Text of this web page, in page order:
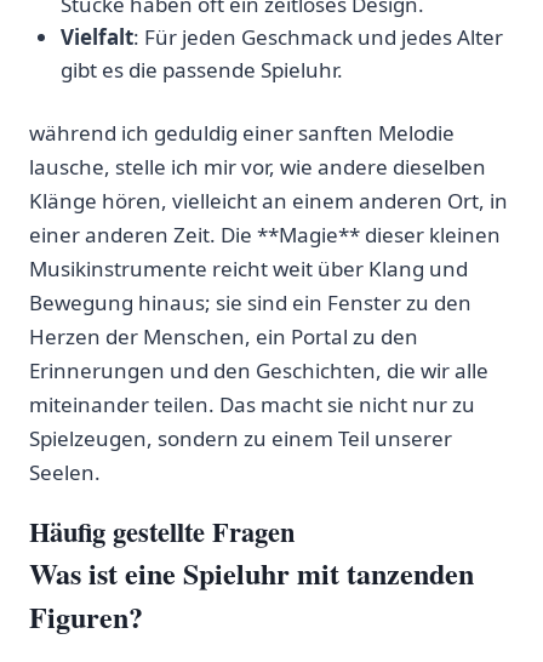
Vielfalt: Für jeden Geschmack​ und ⁣jedes ⁢Alter
gibt es die passende Spieluhr.
während‍ ich geduldig einer sanften Melodie
lausche, stelle ich mir vor, wie‍ andere dieselben‍
Klänge hören, vielleicht an einem anderen Ort, in
einer anderen Zeit. Die **Magie** dieser ⁣kleinen
Musikinstrumente‌ reicht⁣ weit über Klang und
Bewegung hinaus; sie sind ein Fenster zu den
Herzen der Menschen, ‌ein Portal zu​ den
Erinnerungen​ und den ⁣Geschichten, die wir alle ​
miteinander teilen. Das macht sie ‍nicht nur⁢ zu
Spielzeugen, sondern zu‍ einem Teil unserer
Seelen.
Häufig gestellte Fragen
Was‌ ist eine Spieluhr mit tanzenden
Figuren?